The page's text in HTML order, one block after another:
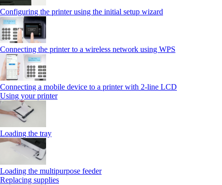
Configuring the printer using the initial setup wizard
Connecting the printer to a wireless network using WPS
Connecting a mobile device to a printer with 2‑line LCD
Using your printer
Loading the tray
Loading the multipurpose feeder
Replacing supplies